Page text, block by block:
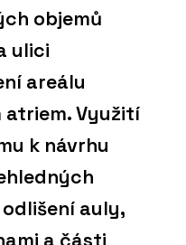
objemů
ulici
areálu
Využití
k návrhu
auly,
a části